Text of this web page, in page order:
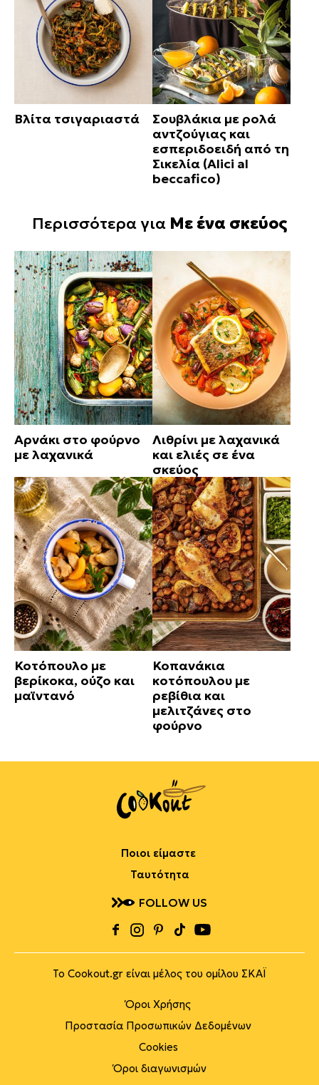
Βλίτα τσιγαριαστά
Σουβλάκια με ρολά
αντζούγιας και
εσπεριδοειδή από τη
Σικελία (Alici al
beccafico)
Περισσότερα για Με ένα σκεύος
Αρνάκι στο φούρνο
με λαχανικά
Λιθρίνι με λαχανικά
και ελιές σε ένα
σκεύος
Κοτόπουλο με
βερίκοκα, ούζο και
μαϊντανό
Κοπανάκια
κοτόπουλου με
ρεβίθια και
μελιτζάνες στο
φούρνο
Ποιοι είμαστε
Ταυτότητα
FOLLOW US
Το Cookout.gr είναι μέλος του ομίλου ΣΚΑΪ
Όροι Χρήσης
Προστασία Προσωπικών Δεδομένων
Cookies
Όροι διαγωνισμών